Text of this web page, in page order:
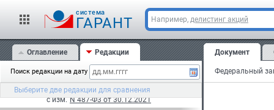
cистема
ГАРАНТ Например, делистинг акций
Оглавление Редакции
Поиск редакции на дату
Выберите две редакции для сравнения
70
с 26.03.2022
69
с 01.03.2022
с изм. N 176-Ф3 от 11.06.2021
68
с 10.01.2022
с изм. N 487-Ф3 от 30.12.2021
Документ